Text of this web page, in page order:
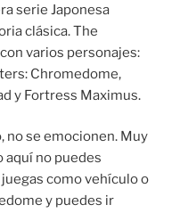
serie Japonesa
clásica. The
varios personajes:
Chromedome,
y Fortress Maximus.
no se emocionen. Muy
aquí no puedes
como vehículo o
y puedes ir